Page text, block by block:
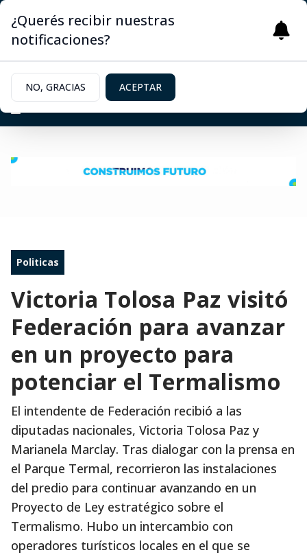
Politicas
Victoria Tolosa Paz visitó
Federación para avanzar
en un proyecto para
potenciar el Termalismo
El intendente de Federación recibió a las
diputadas nacionales, Victoria Tolosa Paz y
Marianela Marclay. Tras dialogar con la prensa en
el Parque Termal, recorrieron las instalaciones
del predio para continuar avanzando en un
Proyecto de Ley estratégico sobre el
Termalismo. Hubo un intercambio con
operadores turísticos locales en el que se
¿Querés recibir nuestras
notificaciones?
NO, GRACIAS ACEPTAR